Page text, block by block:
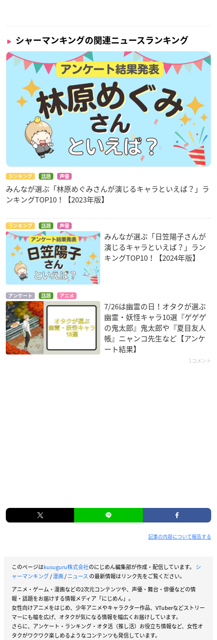
シャーマンキングの関連ニュースランキング
ランキング 話題 声優
みんなが選ぶ「林原めぐみさんが演じるキャラといえば？」ラ
ンキングTOP10！【2023年版】
ランキング 話題 声優
みんなが選ぶ「日笠陽子さんが
演じるキャラといえば？」ラン
キングTOP10！【2024年版】
アンケート 話題 アニメ
7/26は幽霊の日！オタクが選ぶ
幽霊・妖怪キャラ10選『ゲゲゲ
の鬼太郎』鬼太郎や『夏目友人
帳』ニャンコ先生など【アンケ
ート結果】
1コメント
記事の内容について報告する
このページはkusuguru株式会社のにじめん編集部が作成・配信しています。 シ
ャーマンキング/漫画/ニュース の最新情報はリンク先をご覧ください。
アニメ・ゲーム・漫画などの2次元コンテンツや、声優・舞台・俳優などの情
報・話題をお届けする情報メディア「にじめん」。
女性向けアニメをはじめ、少年アニメやキャラクター作品、VTuberなどストリー
マーにも幅を広げ、オタクが気になる情報を幅広くお届けしています。
さらに、アンケート・ランキング・オタ活（推し活）お役立ち情報など、女性オ
タクがワクワク楽しめるようなコンテンツも発信しています。